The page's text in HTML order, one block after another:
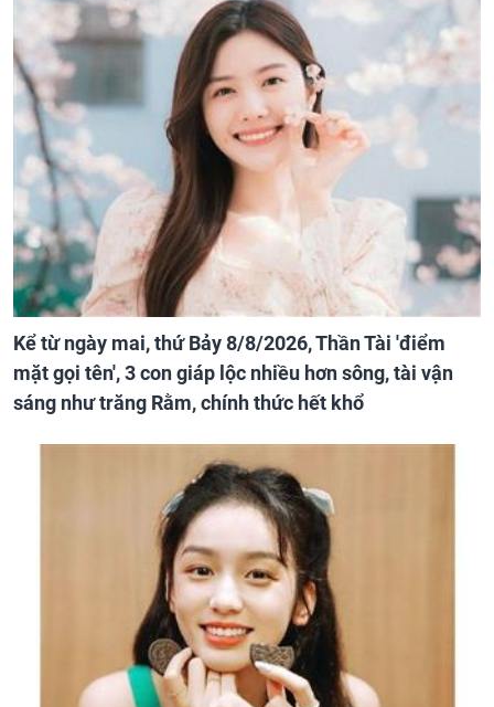
Kể từ ngày mai, thứ Bảy 8/8/2026, Thần Tài 'điểm
mặt gọi tên', 3 con giáp lộc nhiều hơn sông, tài vận
sáng như trăng Rằm, chính thức hết khổ